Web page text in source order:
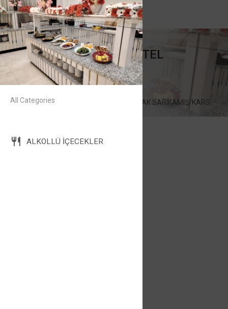
All Categories
ALKOLLÜ İÇECEKLER
YAKUPOĞLU HOTEL
HOTEL
İstiklal Mahallesi 14 SOKAK SARIKAMIŞ/KARS